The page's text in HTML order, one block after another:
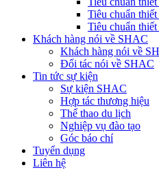
Tiêu chuẩn
Tiêu chuẩn
Khách hàng nói về SHAC
Khách hàng nói về
Đối tác nói về SHAC
Tin tức sự kiện
Sự kiện SHAC
Hợp tác thương hiệu
Thể thao du lịch
Nghiệp vụ đào tạo
Góc báo chí
Tuyển dụng
Liên hệ